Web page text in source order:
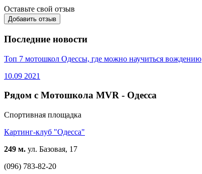
Оставьте свой отзыв
Добавить отзыв
Последние новости
Топ 7 мотошкол Одессы, где можно научиться вождению
10.09 2021
Рядом с Мотошкола MVR - Одесса
Спортивная площадка
Картинг-клуб "Одесса"
249 м. ул. Базовая, 17
(096) 783-82-20